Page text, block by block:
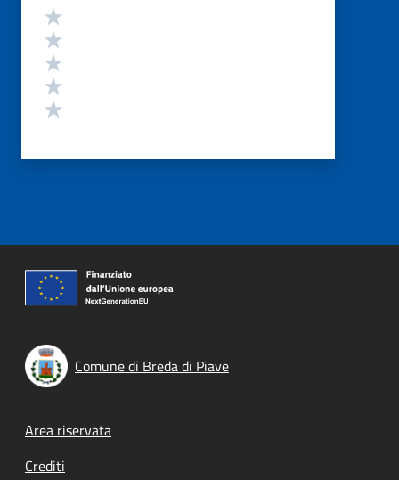
Valutazione
Comune di Breda di Piave
Footer menu
Area riservata
Crediti